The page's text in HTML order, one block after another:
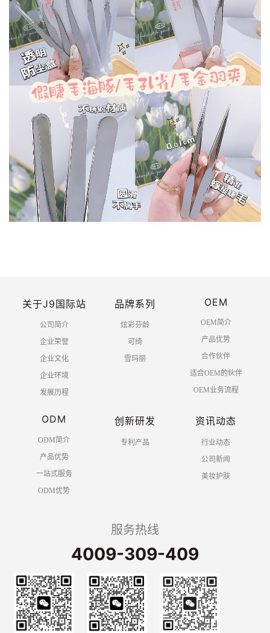
关于J9国际站
公司简介
企业荣誉
企业文化
企业环境
发展历程
品牌系列
炫彩芬龄
可绮
雪玛丽
OEM
OEM简介
产品优势
合作伙伴
适合OEM的伙伴
OEM业务流程
ODM
ODM简介
产品优势
一站式服务
ODM优势
创新研发
专利产品
资讯动态
行业动态
公司新闻
美妆护肤
服务热线
4009-309-409